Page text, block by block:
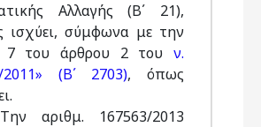
Αλλαγής (Β΄ 21),
ισχύει, σύμφωνα με την
7 του άρθρου 2 του ν.
2011» (Β΄ 2703), όπως
αριθμ. 167563/2013